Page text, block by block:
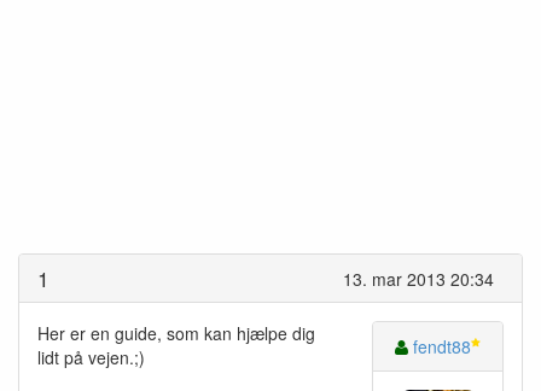
13. mar 2013 20:34
1
Her er en guide, som kan hjælpe dig
lidt på vejen.;)
fendt88